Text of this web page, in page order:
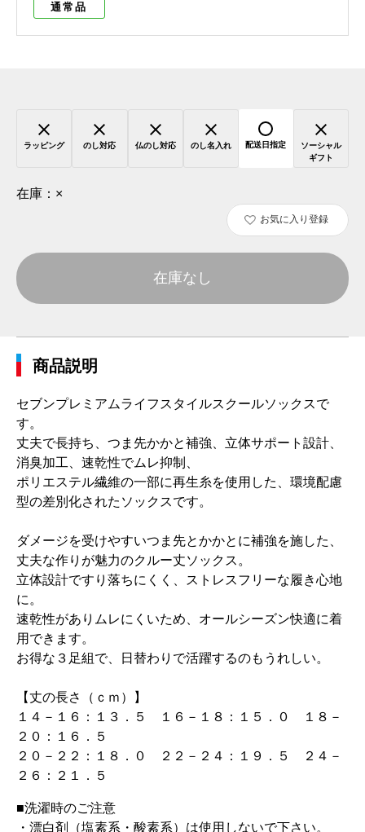
通常品
ラッピング のし対応 仏のし対応 のし名入れ 配送日指定
ソーシャル
ギフト
在庫： ×
お気に入り登録
在庫なし
商品説明
セブンプレミアムライフスタイルスクールソックスで
す。
丈夫で長持ち、つま先かかと補強、立体サポート設計、
消臭加工、速乾性でムレ抑制、
ポリエステル繊維の一部に再生糸を使用した、環境配慮
型の差別化されたソックスです。
ダメージを受けやすいつま先とかかとに補強を施した、
丈夫な作りが魅力のクルー丈ソックス。
立体設計ですり落ちにくく、ストレスフリーな履き心地
に。
速乾性がありムレにくいため、オールシーズン快適に着
用できます。
お得な３足組で、日替わりで活躍するのもうれしい。
【丈の長さ（ｃｍ）】
１４－１６：１３．５ １６－１８：１５．０ １８－
２０：１６．５
２０－２２：１８．０ ２２－２４：１９．５ ２４－
２６：２１．５
■洗濯時のご注意
・漂白剤（塩素系・酸素系）は使用しないで下さい。